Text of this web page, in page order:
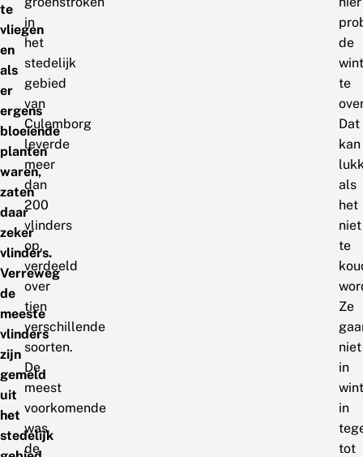
te
vliegen
en
als
er
ergens
bloeiende
planten
waren,
zaten
daar
zeker
vlinders.
Verreweg
de
meeste
vlinders
zijn
gemeld
uit
het
stedelijk
in
het
stedelijk
gebied
van
Culemborg
leverde
meer
dan
200
vlinders
op,
verdeeld
over
tien
verschillende
soorten.
De
meest
voorkomende
was
de
de
te
Dat
kan
als
het
niet
te
Ze
niet
in
in
tot